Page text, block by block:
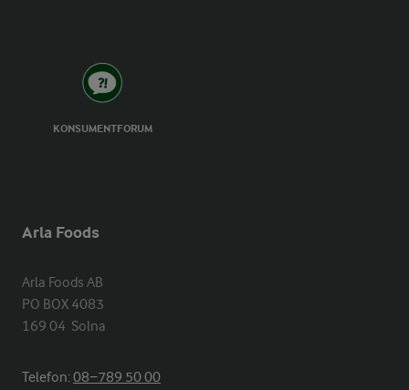
KONSUMENTFORUM
Arla Foods
Arla Foods AB
PO BOX 4083
169 04  Solna
Telefon:08−789 50 00